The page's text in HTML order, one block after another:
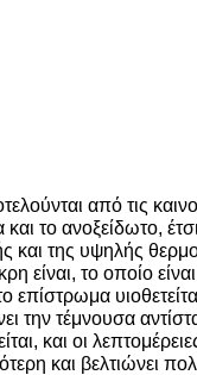
από τις
το ανοξείδωτο,
της υψηλής
είναι, το οποίο
την τέμνουσα
και οι
και βελτιώνει